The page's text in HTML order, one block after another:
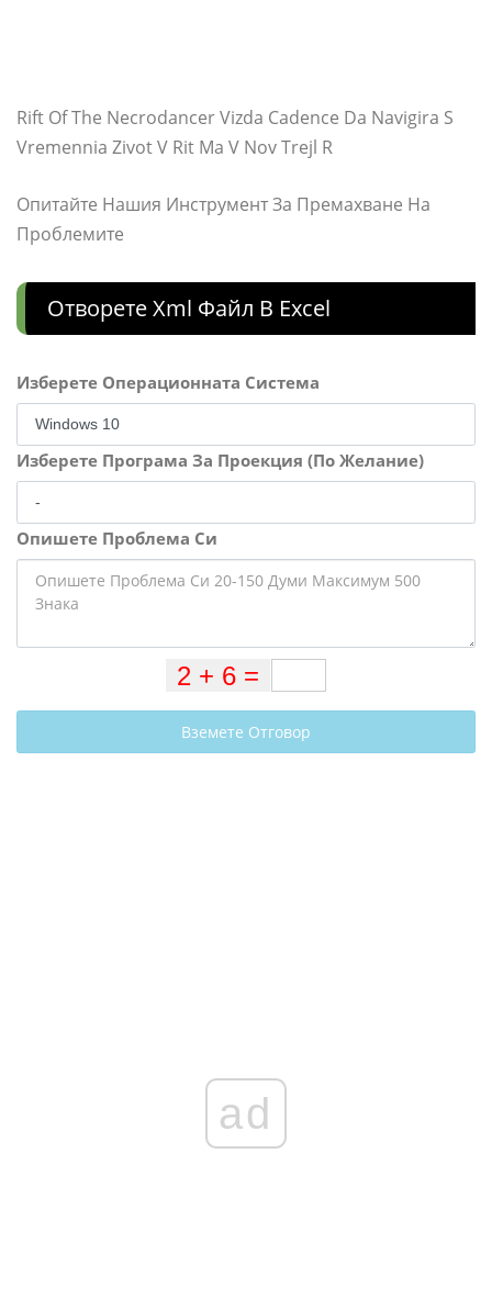
Rift Of The Necrodancer Vizda Cadence Da Navigira S
Vremennia Zivot V Rit Ma V Nov Trejl R
Опитайте Нашия Инструмент За Премахване На
Проблемите
Отворете Xml Файл В Excel
Изберете Операционната Система
Изберете Програма За Проекция (По Желание)
Опишете Проблема Си
Вземете Отговор
ad